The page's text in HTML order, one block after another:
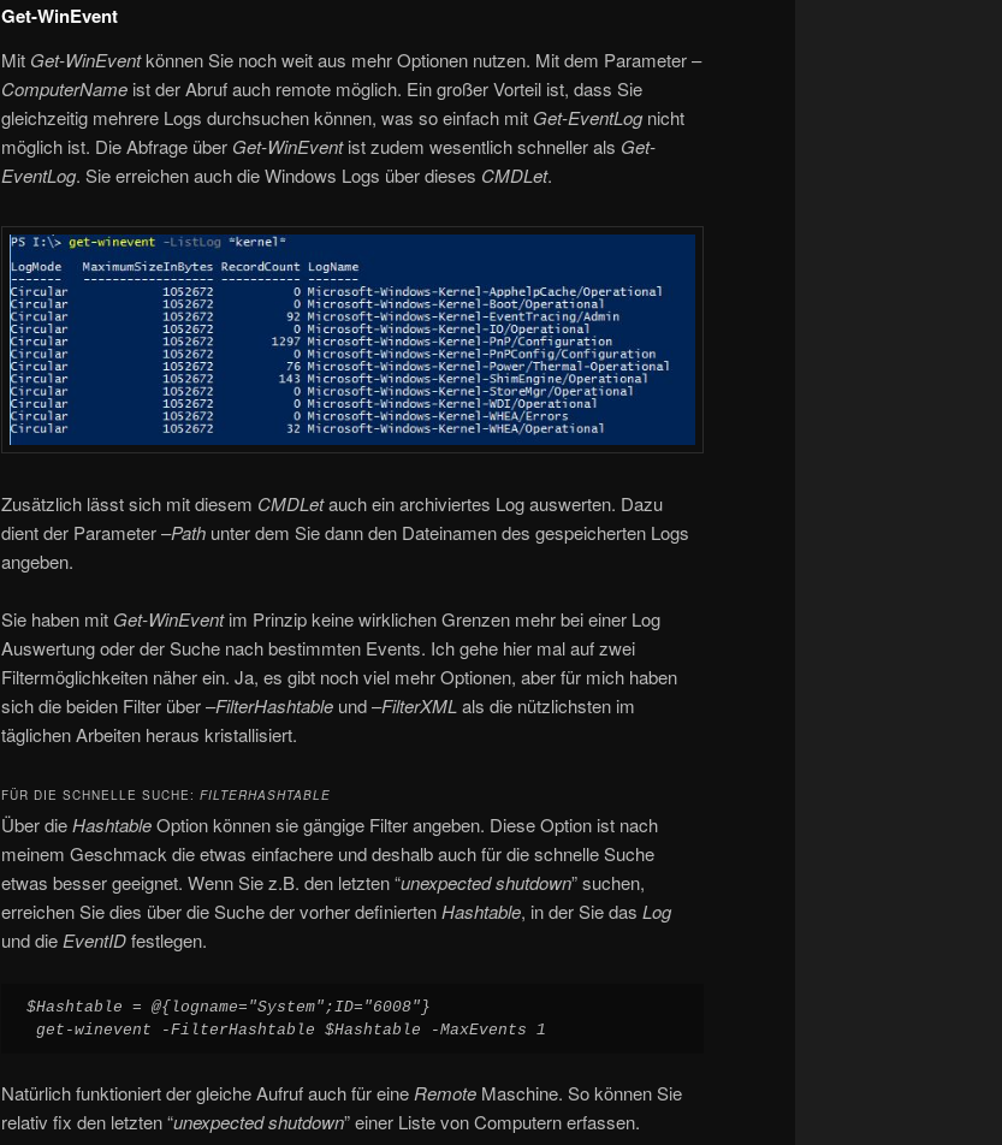
Get-WinEvent
Mit Get-WinEventkönnen Sie noch weit aus mehr Optionen nutzen. Mit dem Parameter –
ComputerName ist der Abruf auch remote möglich. Ein großer Vorteil ist, dass Sie
gleichzeitig mehrere Logs durchsuchen können, was so einfach mit Get-EventLog nicht
möglich ist. Die Abfrage über Get-WinEventist zudem wesentlich schneller als Get-
EventLog. Sie erreichen auch die Windows Logs über dieses CMDLet.
Zusätzlich lässt sich mit diesem CMDLetauch ein archiviertes Log auswerten. Dazu
dient der Parameter –Path unter dem Sie dann den Dateinamen des gespeicherten Logs
angeben.
Sie haben mit Get-WinEventim Prinzip keine wirklichen Grenzen mehr bei einer Log
Auswertung oder der Suche nach bestimmten Events. Ich gehe hier mal auf zwei
Filtermöglichkeiten näher ein. Ja, es gibt noch viel mehr Optionen, aber für mich haben
sich die beiden Filter über –FilterHashtable und –FilterXMLals die nützlichsten im
täglichen Arbeiten heraus kristallisiert.
FÜR DIE SCHNELLE SUCHE: FILTERHASHTABLE
Über dieHashtableOption können sie gängige Filter angeben. Diese Option ist nach
meinem Geschmack die etwas einfachere und deshalb auch für die schnelle Suche
etwas besser geeignet. Wenn Sie z.B. den letzten “unexpected shutdown” suchen,
erreichen Sie dies über die Suche der vorher definiertenHashtable, in der Sie das Log
und die EventIDfestlegen.
$Hashtable = @{logname="System";ID="6008"}
get-winevent -FilterHashtable $Hashtable -MaxEvents 1
Natürlich funktioniert der gleiche Aufruf auch für eine Remote Maschine. So können Sie
relativ fix den letzten “unexpected shutdown” einer Liste von Computern erfassen.